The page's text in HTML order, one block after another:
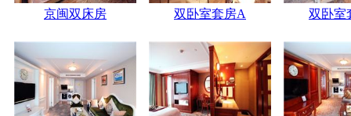
京闽双床房 双卧室套房A 双卧室